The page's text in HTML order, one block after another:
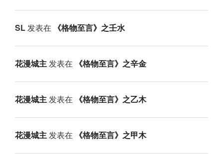
SL发表在 《格物至言》之壬水
花漫城主发表在 《格物至言》之辛金
花漫城主发表在 《格物至言》之乙木
花漫城主发表在 《格物至言》之甲木